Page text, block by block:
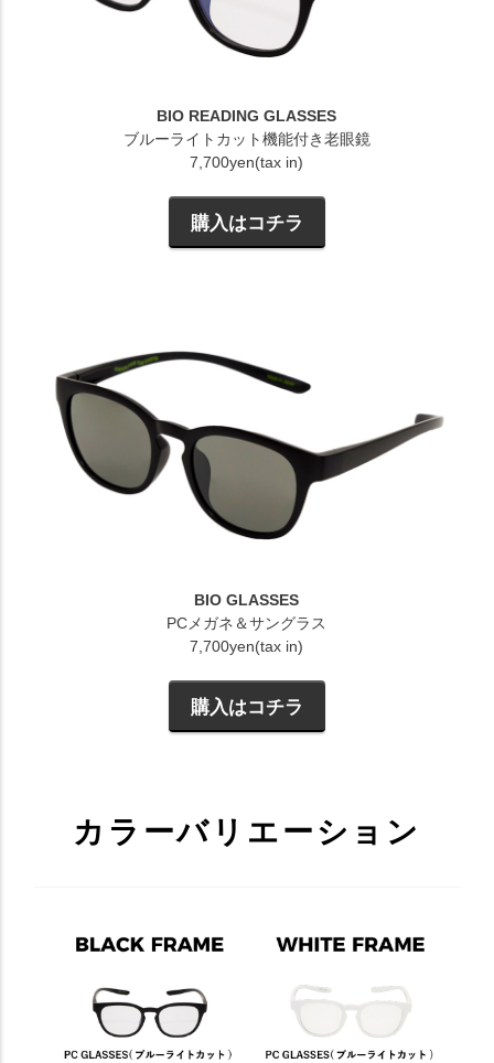
BIO READING GLASSES
ブルーライトカット機能付き老眼鏡
7,700yen(tax in)
購入はコチラ
BIO GLASSES
PCメガネ＆サングラス
7,700yen(tax in)
購入はコチラ
カラーバリエーション